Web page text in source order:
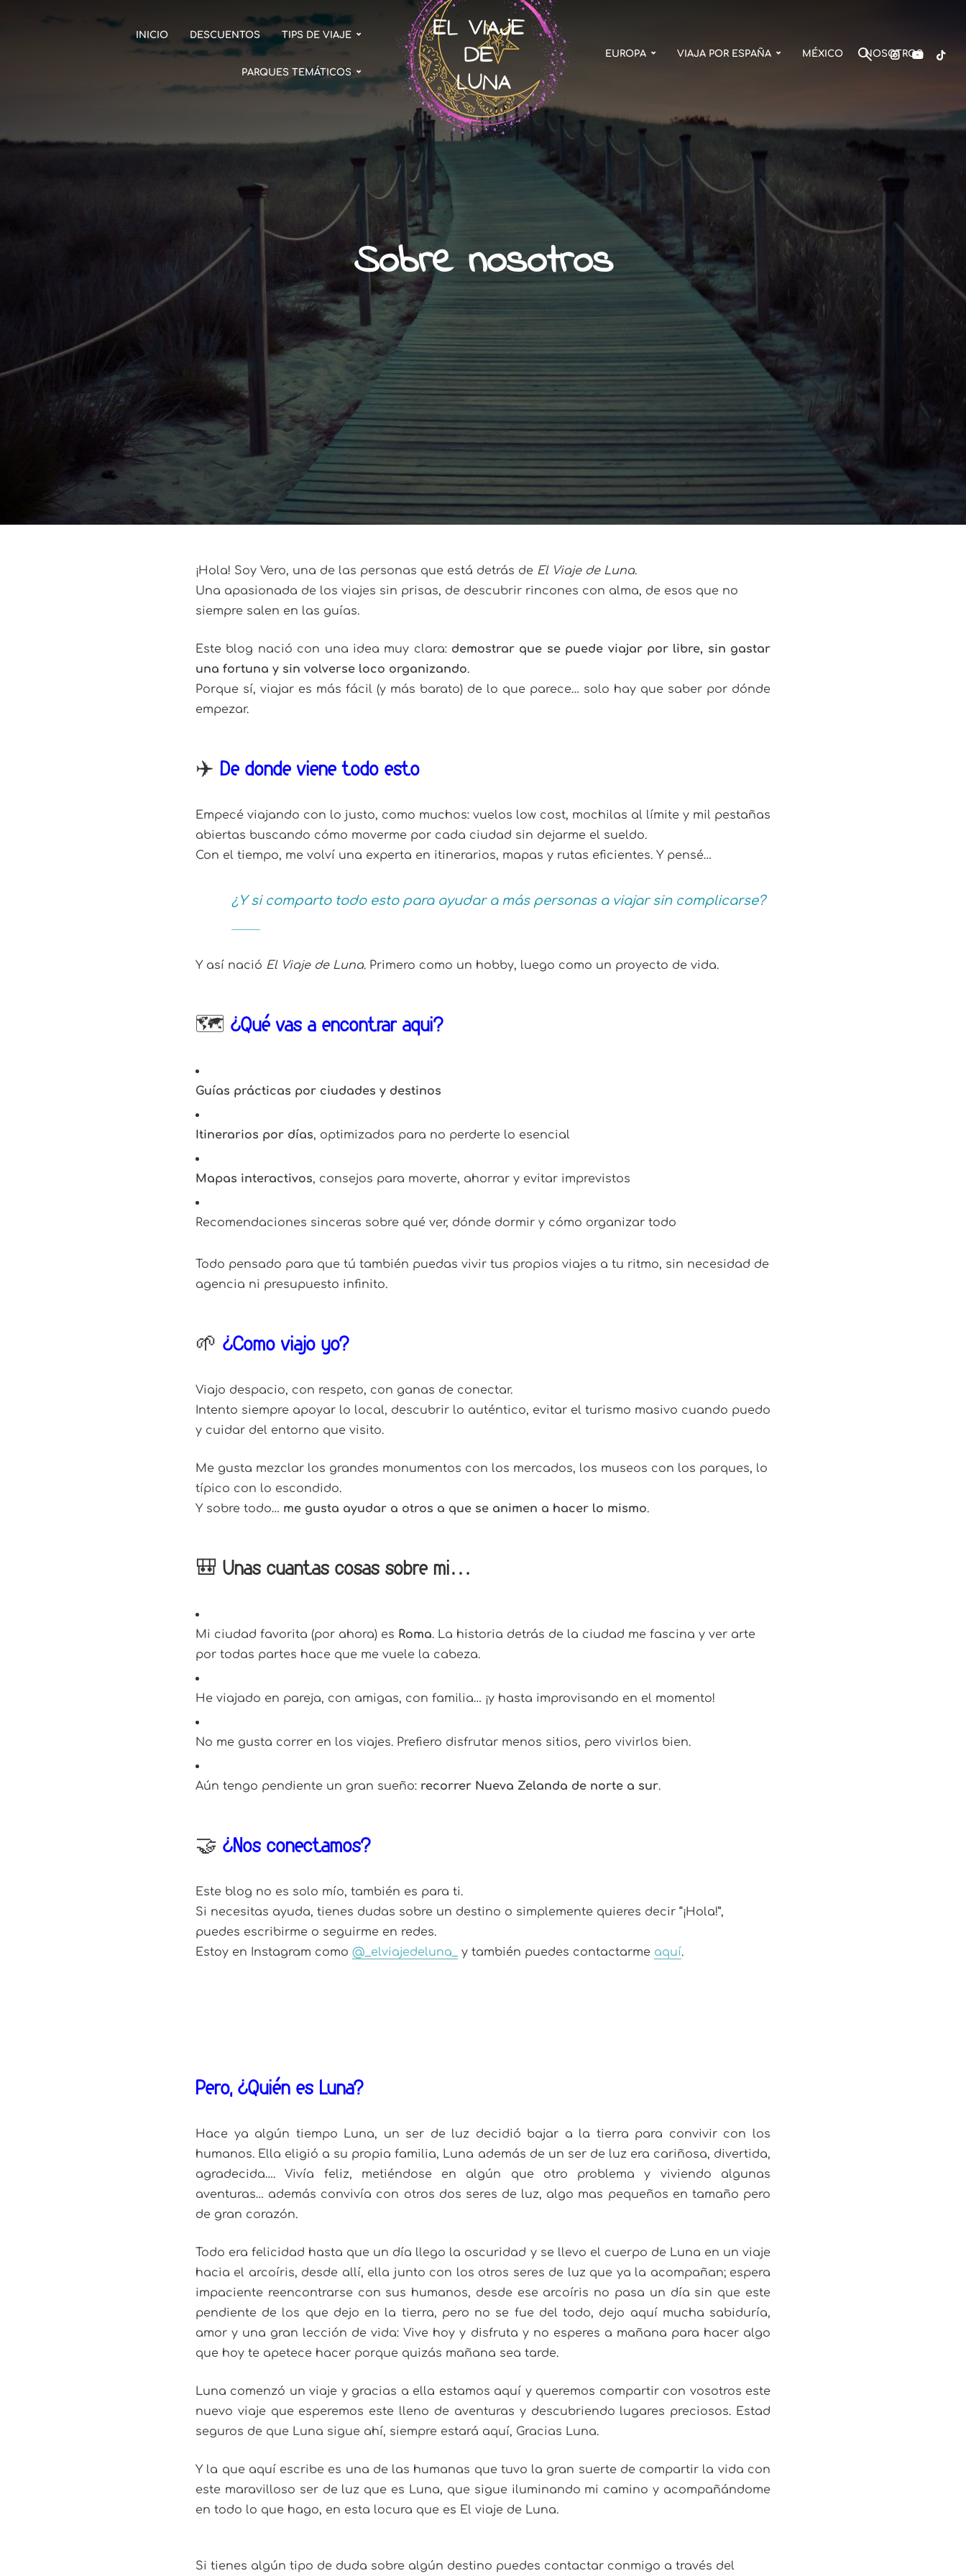
INICIO DESCUENTOS TIPS DE VIAJE
PARQUES TEMÁTICOS
EUROPA VIAJA POR ESPAÑA MÉXICO NOSOTROS
Sobre nosotros
¡Hola! Soy Vero, una de las personas que está detrás de El Viaje de Luna.
Una apasionada de los viajes sin prisas, de descubrir rincones con alma, de esos que no
siempre salen en las guías.
Este blog nació con una idea muy clara: demostrar que se puede viajar por libre, sin gastar
una fortuna y sin volverse loco organizando.
Porque sí, viajar es más fácil (y más barato) de lo que parece… solo hay que saber por dónde
empezar.
✈️ De dónde viene todo esto
Empecé viajando con lo justo, como muchos: vuelos low cost, mochilas al límite y mil pestañas
abiertas buscando cómo moverme por cada ciudad sin dejarme el sueldo.
Con el tiempo, me volví una experta en itinerarios, mapas y rutas eficientes. Y pensé…
¿Y si comparto todo esto para ayudar a más personas a viajar sin complicarse?
Y así nació El Viaje de Luna. Primero como un hobby, luego como un proyecto de vida.
🗺️ ¿Qué vas a encontrar aquí?
Guías prácticas por ciudades y destinos
Itinerarios por días, optimizados para no perderte lo esencial
Mapas interactivos, consejos para moverte, ahorrar y evitar imprevistos
Recomendaciones sinceras sobre qué ver, dónde dormir y cómo organizar todo
Todo pensado para que tú también puedas vivir tus propios viajes a tu ritmo, sin necesidad de
agencia ni presupuesto infinito.
🌱 ¿Cómo viajo yo?
Viajo despacio, con respeto, con ganas de conectar.
Intento siempre apoyar lo local, descubrir lo auténtico, evitar el turismo masivo cuando puedo
y cuidar del entorno que visito.
Me gusta mezclar los grandes monumentos con los mercados, los museos con los parques, lo
típico con lo escondido.
Y sobre todo… me gusta ayudar a otros a que se animen a hacer lo mismo.
🎒 Unas cuantas cosas sobre mí…
Mi ciudad favorita (por ahora) es Roma. La historia detrás de la ciudad me fascina y ver arte
por todas partes hace que me vuele la cabeza.
He viajado en pareja, con amigas, con familia… ¡y hasta improvisando en el momento!
No me gusta correr en los viajes. Prefiero disfrutar menos sitios, pero vivirlos bien.
Aún tengo pendiente un gran sueño: recorrer Nueva Zelanda de norte a sur.
🤝 ¿Nos conectamos?
Este blog no es solo mío, también es para ti.
Si necesitas ayuda, tienes dudas sobre un destino o simplemente quieres decir “¡Hola!”,
puedes escribirme o seguirme en redes.
Estoy en Instagram como @_elviajedeluna_ y también puedes contactarme aquí.
Pero, ¿Quién es Luna?
Hace ya algún tiempo Luna, un ser de luz decidió bajar a la tierra para convivir con los
humanos. Ella eligió a su propia familia, Luna además de un ser de luz era cariñosa, divertida,
agradecida…. Vivía feliz, metiéndose en algún que otro problema y viviendo algunas
aventuras… además convivía con otros dos seres de luz, algo mas pequeños en tamaño pero
de gran corazón.
Todo era felicidad hasta que un día llego la oscuridad y se llevo el cuerpo de Luna en un viaje
hacia el arcoíris, desde allí, ella junto con los otros seres de luz que ya la acompañan; espera
impaciente reencontrarse con sus humanos, desde ese arcoíris no pasa un día sin que este
pendiente de los que dejo en la tierra, pero no se fue del todo, dejo aquí mucha sabiduría,
amor y una gran lección de vida: Vive hoy y disfruta y no esperes a mañana para hacer algo
que hoy te apetece hacer porque quizás mañana sea tarde.
Luna comenzó un viaje y gracias a ella estamos aquí y queremos compartir con vosotros este
nuevo viaje que esperemos este lleno de aventuras y descubriendo lugares preciosos. Estad
seguros de que Luna sigue ahí, siempre estará aquí, Gracias Luna.
Y la que aquí escribe es una de las humanas que tuvo la gran suerte de compartir la vida con
este maravilloso ser de luz que es Luna, que sigue iluminando mi camino y acompañándome
en todo lo que hago, en esta locura que es El viaje de Luna.
Si tienes algún tipo de duda sobre algún destino puedes contactar conmigo a través del